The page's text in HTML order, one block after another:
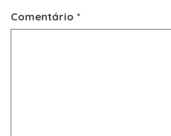
Comentário *